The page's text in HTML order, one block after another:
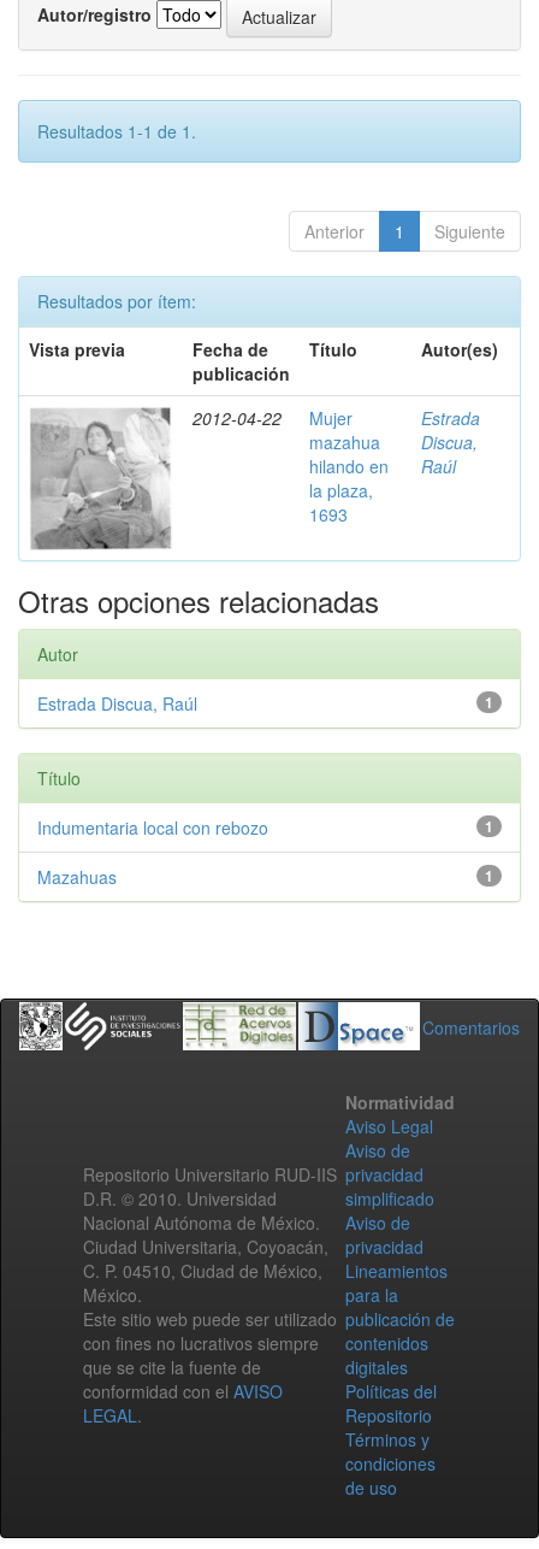
Autor/registro
Resultados 1-1 de 1.
Anterior 1 Siguiente
Resultados por ítem:
Vista previa
Fecha de
publicación
Título Autor(es)
2012-04-22
Mujer
mazahua
hilando en
la plaza,
1693
Estrada
Discua,
Raúl
Otras opciones relacionadas
Autor
1
Estrada Discua, Raúl
Título
1
Indumentaria local con rebozo
1
Mazahuas
Comentarios
Repositorio Universitario RUD-IIS
D.R. © 2010. Universidad
Nacional Autónoma de México.
Ciudad Universitaria, Coyoacán,
C. P. 04510, Ciudad de México,
México.
Este sitio web puede ser utilizado
con fines no lucrativos siempre
que se cite la fuente de
conformidad con el AVISO
LEGAL.
Normatividad
Aviso Legal
Aviso de
privacidad
simplificado
Aviso de
privacidad
Lineamientos
para la
publicación de
contenidos
digitales
Políticas del
Repositorio
Términos y
condiciones
de uso